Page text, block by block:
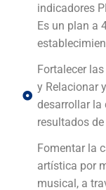
indicadores
Es un plan a
Fortalecer
y Relacionar
desarrollar la
resultados
Fomentar la
artística por
musical, a